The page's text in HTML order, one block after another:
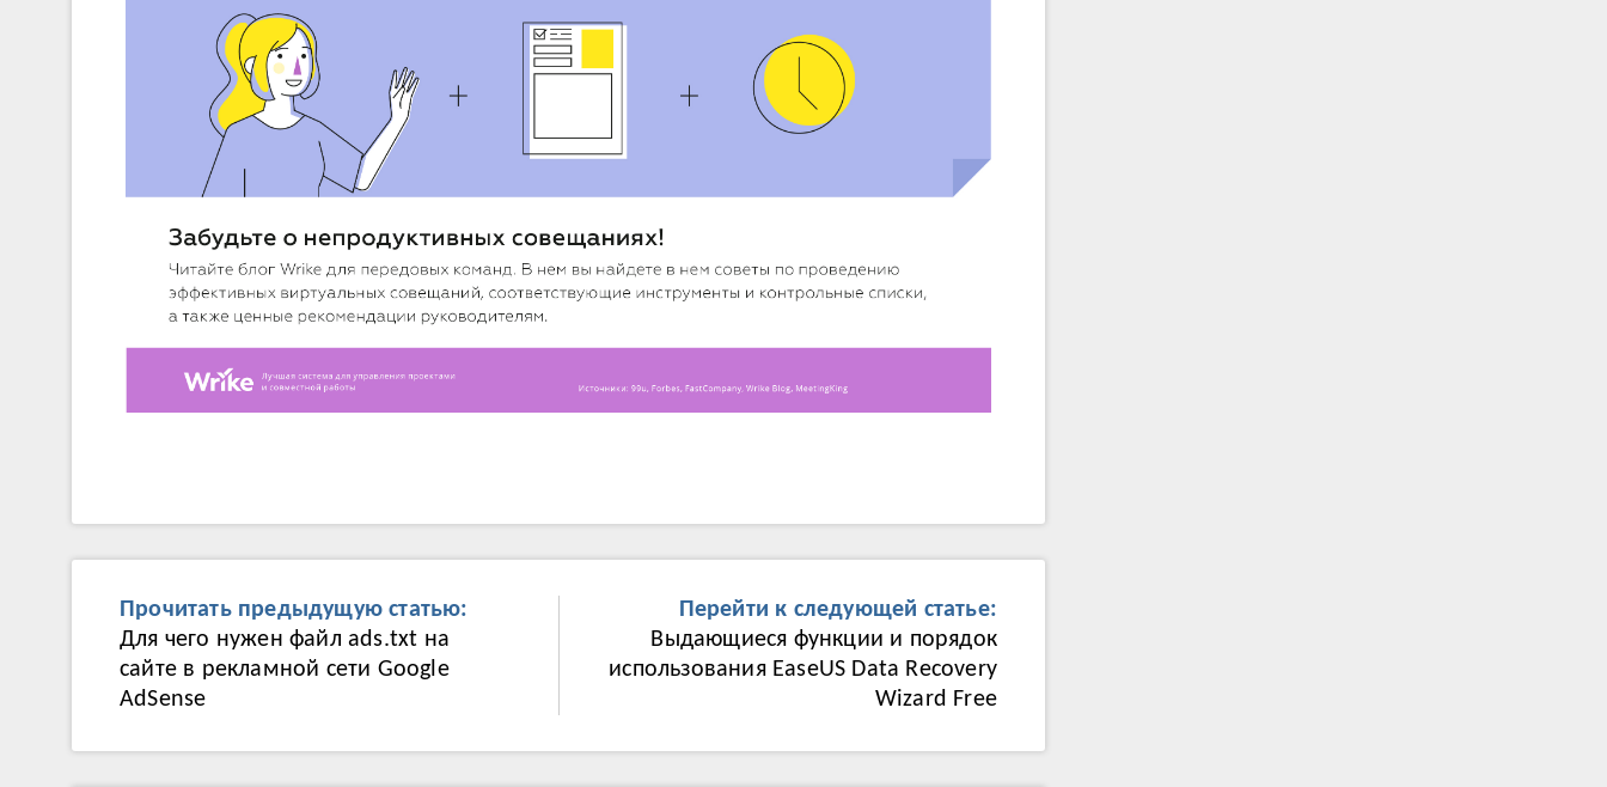
Прочитать предыдущую статью:
Для чего нужен файл ads.txt на
сайте в рекламной сети Google
AdSense
Перейти к следующей статье:
Выдающиеся функции и порядок
использования EaseUS Data Recovery
Wizard Free